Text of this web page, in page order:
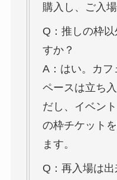
購入し、ご入場
Q：推しの枠
すか？
A：はい。カフ
ペースは立ち
だし、イベン
の枠チケット
ます。
Q：再入場は出